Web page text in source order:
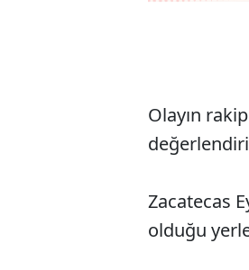
Olayın
Zacatecas
olduğu